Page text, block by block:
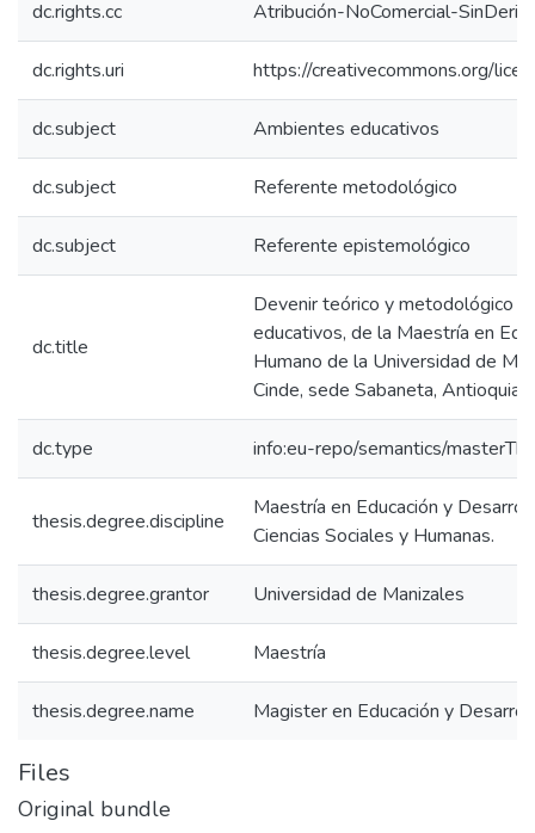
dc.rights.cc Atribución-NoComercial-
dc.rights.uri https://creativecommons.org/
dc.subject Ambientes educativos
dc.subject Referente metodológico
dc.subject Referente epistemológico
dc.title
Devenir teórico y metodológico
educativos, de la Maestría en
Humano de la Universidad de
Cinde, sede Sabaneta, Antioquia.
dc.type info:eu-repo/semantics/
thesis.degree.discipline
Maestría en Educación y
Ciencias Sociales y Humanas.
thesis.degree.grantor Universidad de Manizales
thesis.degree.level Maestría
thesis.degree.name Magister en Educación y
Files
Original bundle